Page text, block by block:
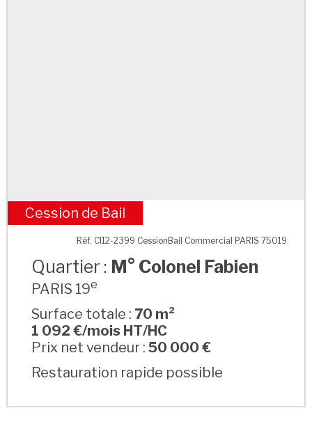
M° Colonel Fabien
Cession de Bail
Réf. CI12-2399 CessionBail Commercial PARIS 75019
Quartier : M° Colonel Fabien
PARIS 19e
Surface totale : 70 m²
1 092 €/mois HT/HC
Prix net vendeur :50 000 €
Restauration rapide possible